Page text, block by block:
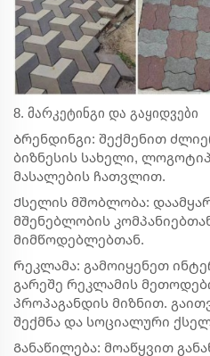
8. მარკეტინგი და გაყიდვები
Ბრენდინგი: შექმენით
ბიზნესის სახელი,
მასალების ჩათვლით.
Ქსელის მშობლობა:
მშენებლობის
მიმწოდებლებთან.
Რეკლამა: გამოიყენეთ
გარეშე რეკლამის
პროპაგანდის მიზნით.
შექმნა და სოციალური
Განაწილება: მოაწყვით